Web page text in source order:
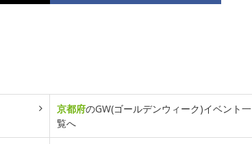
京都府のGW(ゴールデンウィーク)イベント一
覧へ